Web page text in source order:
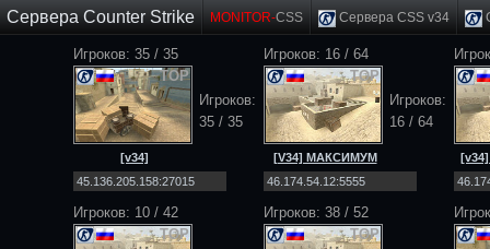
Сервера Counter Strike MONITOR-CSS Сервера CSS v34
Игроков: 35 / 35
TOP
Игроков:
35 / 35
[v34]
EXODUS_PROJECT
|PUBLIC|MULTIMOD|
Игроков: 16 / 64
TOP
Игроков:
16 / 64
[V34] МАКСИМУМ
[Public] 18+
Игроков: 10 / 42
TOP
Игроков: 38 / 52
TOP